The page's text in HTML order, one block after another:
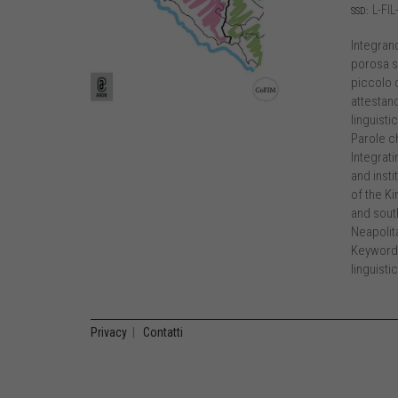
SSD: L-
porosa
piccolo
Parole
and
of the
and
Privacy Contatti